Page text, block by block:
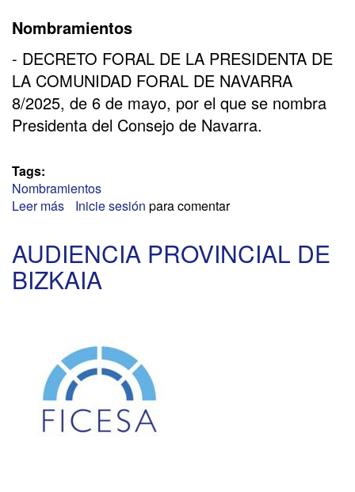
Nombramientos
- DECRETO FORAL DE LA PRESIDENTA DE
LA COMUNIDAD FORAL DE NAVARRA
8/2025, de 6 de mayo, por el que se nombra
Presidenta del Consejo de Navarra.
Tags:
Nombramientos
Leer más sobre
NAVARRA
Inicie sesión para comentar
AUDIENCIA PROVINCIAL DE
BIZKAIA